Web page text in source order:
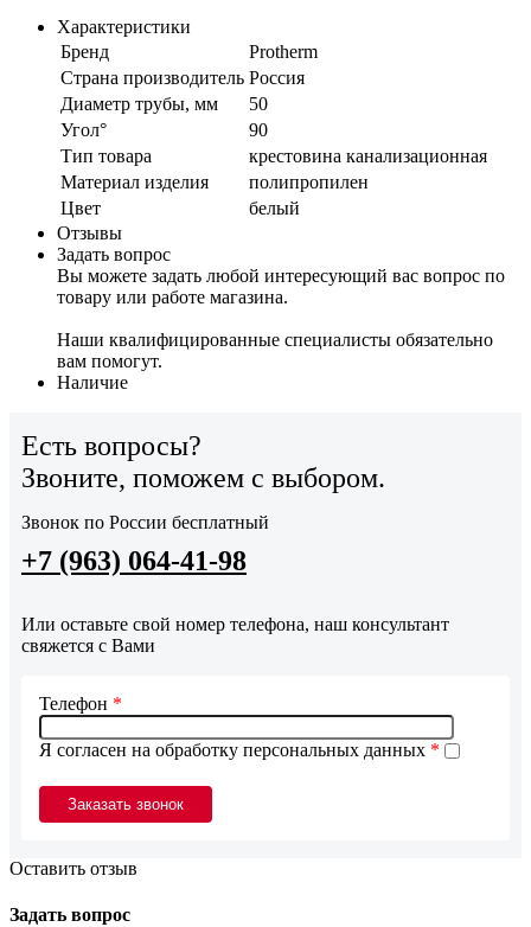
Характеристики
Бренд
Protherm
Страна производитель Россия
Диаметр трубы, мм
50
Угол°
90
Тип товара
крестовина канализационная
Материал изделия
полипропилен
Цвет
белый
Отзывы
Задать вопрос
Вы можете задать любой интересующий вас вопрос по
товару или работе магазина.
Наши квалифицированные специалисты обязательно
вам помогут.
Наличие
Есть вопросы?
Звоните, поможем с выбором.
Звонок по России бесплатный
+7 (963) 064-41-98
Или оставьте свой номер телефона, наш консультант
свяжется с Вами
Я согласен на обработку персональных данных *
Телефон *
Оставить отзыв
Задать вопрос